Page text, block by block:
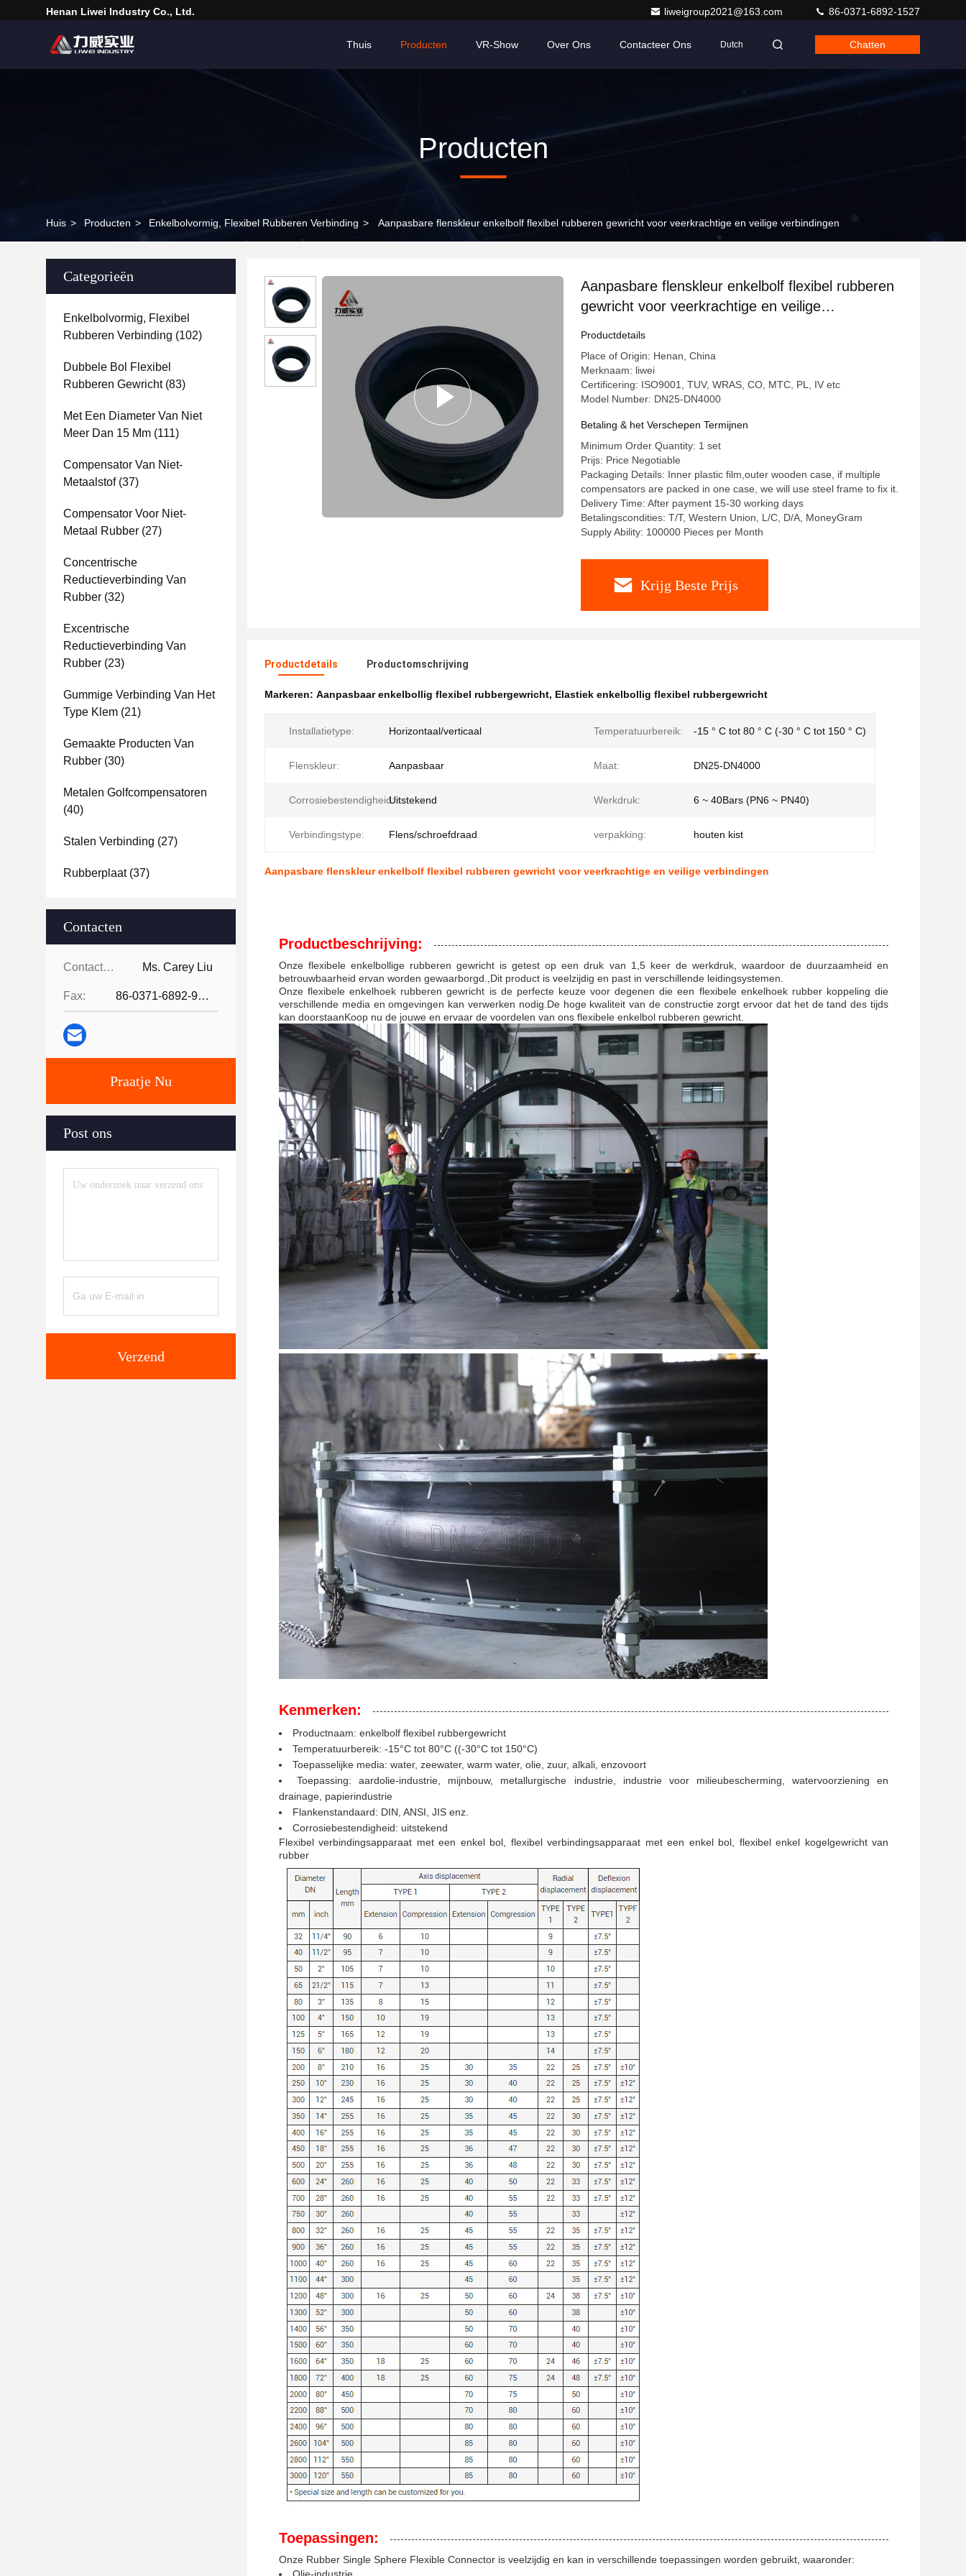
Henan Liwei Industry Co., Ltd. liweigroup2021@163.com 86-0371-6892-1527
Thuis Producten VR-Show Over Ons Contacteer Ons Dutch Chatten
Producten
Huis > Producten > Enkelbolvormig, Flexibel Rubberen Verbinding > Aanpasbare flenskleur enkelbolf flexibel rubberen gewricht voor veerkrachtige en veilige verbindingen
Categorieën
Enkelbolvormig, Flexibel
Rubberen Verbinding (102)
Dubbele Bol Flexibel
Rubberen Gewricht(83)
Met Een Diameter Van Niet
Meer Dan 15 Mm (111)
Compensator Van Niet-
Metaalstof(37)
Compensator Voor Niet-
Metaal Rubber (27)
Concentrische
Reductieverbinding Van
Rubber (32)
Excentrische
Reductieverbinding Van
Rubber (23)
Gummige Verbinding Van Het
Type Klem (21)
Gemaakte Producten Van
Rubber (30)
Metalen Golfcompensatoren
(40)
Stalen Verbinding (27)
Rubberplaat(37)
Contacten
Contacten: Ms. Carey Liu
Fax: 86-0371-6892-9024
Praatje Nu
Post ons
Verzend
Aanpasbare flenskleur enkelbolf flexibel rubberen
gewricht voor veerkrachtige en veilige
Productdetails
Place of Origin: Henan, China
Merknaam: liwei
Certificering: ISO9001, TUV, WRAS, CO, MTC, PL, IV etc
Model Number: DN25-DN4000
Betaling & het Verschepen Termijnen
Minimum Order Quantity: 1 set
Prijs: Price Negotiable
Packaging Details: Inner plastic film,outer wooden case, if multiple
compensators are packed in one case, we will use steel frame to fix it.
Delivery Time: After payment 15-30 working days
Betalingscondities: T/T, Western Union, L/C, D/A, MoneyGram
Supply Ability: 100000 Pieces per Month
Krijg Beste Prijs
Productdetails Productomschrijving
Markeren: Aanpasbaar enkelbollig flexibel rubbergewricht, Elastiek enkelbollig flexibel rubbergewricht
Installatietype: Horizontaal/verticaal Temperatuurbereik: -15 ° C tot 80 ° C (-30 ° C tot 150 ° C)
Flenskleur: Aanpasbaar Maat: DN25-DN4000
Corrosiebestendigheid:Uitstekend Werkdruk: 6 ~ 40Bars (PN6 ~ PN40)
Verbindingstype: Flens/schroefdraad verpakking: houten kist
Aanpasbare flenskleur enkelbolf flexibel rubberen gewricht voor veerkrachtige en veilige verbindingen
Productbeschrijving:
Onze flexibele enkelbollige rubberen gewricht is getest op een druk van 1,5 keer de werkdruk, waardoor de duurzaamheid en
betrouwbaarheid ervan worden gewaarborgd.,Dit product is veelzijdig en past in verschillende leidingsystemen.
Onze flexibele enkelhoek rubberen gewricht is de perfecte keuze voor degenen die een flexibele enkelhoek rubber koppeling die
verschillende media en omgevingen kan verwerken nodig.De hoge kwaliteit van de constructie zorgt ervoor dat het de tand des tijds
kan doorstaanKoop nu de jouwe en ervaar de voordelen van ons flexibele enkelbol rubberen gewricht.
Kenmerken:
Productnaam: enkelbolf flexibel rubbergewricht
Temperatuurbereik: -15°C tot 80°C ((-30°C tot 150°C)
Toepasselijke media: water, zeewater, warm water, olie, zuur, alkali, enzovoort
Toepassing: aardolie-industrie, mijnbouw, metallurgische industrie, industrie voor milieubescherming, watervoorziening en
drainage, papierindustrie
Flankenstandaard: DIN, ANSI, JIS enz.
Corrosiebestendigheid: uitstekend
Flexibel verbindingsapparaat met een enkel bol, flexibel verbindingsapparaat met een enkel bol, flexibel enkel kogelgewricht van
rubber
Toepassingen:
Onze Rubber Single Sphere Flexible Connector is veelzijdig en kan in verschillende toepassingen worden gebruikt, waaronder: